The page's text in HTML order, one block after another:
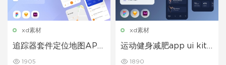
xd素材
追踪器套件定位地图APP
1905
xd素材
运动健身减肥app ui kit
1890